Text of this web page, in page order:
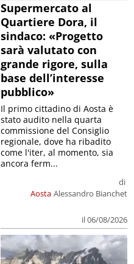
Supermercato al
Quartiere Dora, il
sindaco: «Progetto
sarà valutato con
grande rigore, sulla
base dell’interesse
pubblico»
Aosta
di
Alessandro Bianchet
il 06/08/2026
Il primo cittadino di Aosta è
stato audito nella quarta
commissione del Consiglio
regionale, dove ha ribadito
come l'iter, al momento, sia
ancora ferm...